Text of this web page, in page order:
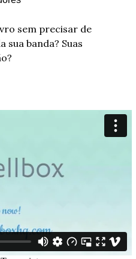
sem precisar de
sua banda? Suas